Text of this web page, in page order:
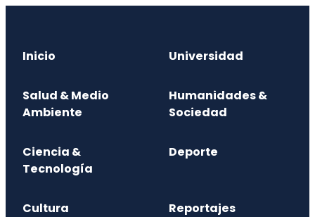
Inicio Universidad
Salud & Medio
Ambiente
Humanidades &
Sociedad
Ciencia &
Tecnología
Deporte
Cultura Reportajes